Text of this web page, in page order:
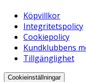
Köpvillkor
Integritetspolicy
Cookiepolicy
Kundklubbens
Tillgänglighet
Cookieinställningar